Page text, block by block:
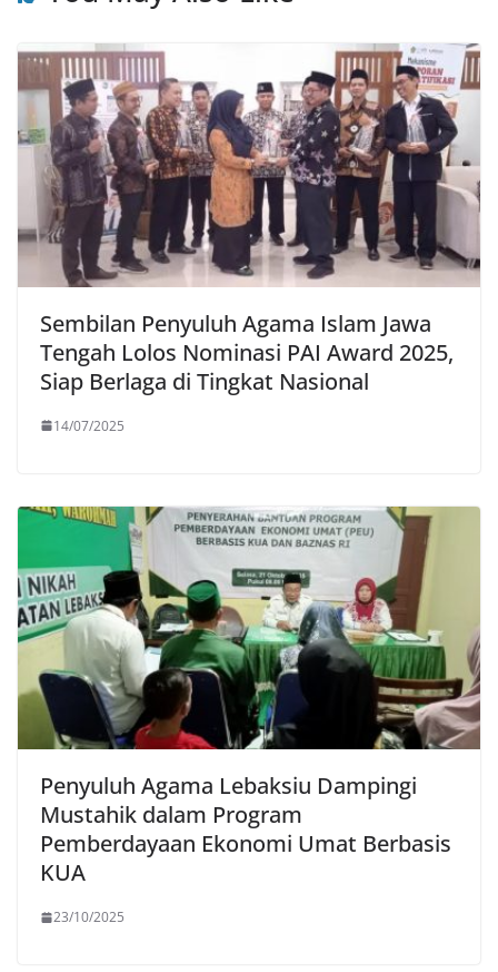
Sembilan Penyuluh Agama Islam Jawa
Tengah Lolos Nominasi PAI Award 2025,
Siap Berlaga di Tingkat Nasional
14/07/2025
Penyuluh Agama Lebaksiu Dampingi
Mustahik dalam Program
Pemberdayaan Ekonomi Umat Berbasis
KUA
23/10/2025